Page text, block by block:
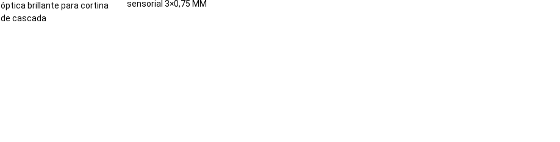
óptica brillante para cortina
de cascada
sensorial 3×0,75 MM